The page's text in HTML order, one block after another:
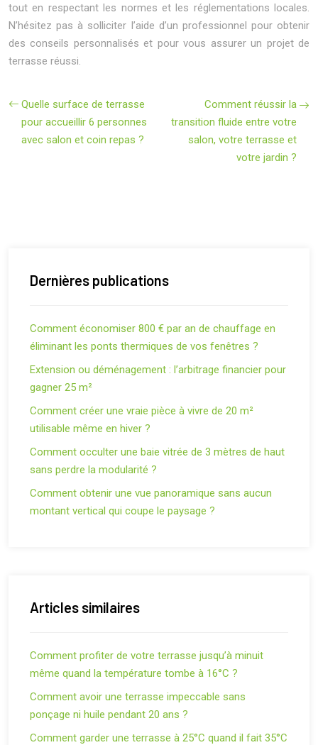
tout en respectant les normes et les réglementations locales.
N’hésitez pas à solliciter l’aide d’un professionnel pour obtenir
des conseils personnalisés et pour vous assurer un projet de
terrasse réussi.
Quelle surface de terrasse
pour accueillir 6 personnes
avec salon et coin repas ?
Comment réussir la
transition fluide entre votre
salon, votre terrasse et
votre jardin ?
Dernières publications
Comment économiser 800 € par an de chauffage en
éliminant les ponts thermiques de vos fenêtres ?
Extension ou déménagement : l’arbitrage financier pour
gagner 25 m²
Comment créer une vraie pièce à vivre de 20 m²
utilisable même en hiver ?
Comment occulter une baie vitrée de 3 mètres de haut
sans perdre la modularité ?
Comment obtenir une vue panoramique sans aucun
montant vertical qui coupe le paysage ?
Articles similaires
Comment profiter de votre terrasse jusqu’à minuit
même quand la température tombe à 16°C ?
Comment avoir une terrasse impeccable sans
ponçage ni huile pendant 20 ans ?
Comment garder une terrasse à 25°C quand il fait 35°C